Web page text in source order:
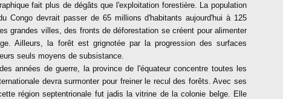
fait plus de dégâts que l'exploitation forestière. La population
Congo devrait passer de 65 millions d'habitants aujourd'hui à 125
grandes villes, des fronts de déforestation se créent pour alimenter
Ailleurs, la forêt est grignotée par la progression des surfaces
seuls moyens de subsistance.
années de guerre, la province de l'équateur concentre toutes les
devra surmonter pour freiner le recul des forêts. Avec ses
région septentrionale fut jadis la vitrine de la colonie belge. Elle